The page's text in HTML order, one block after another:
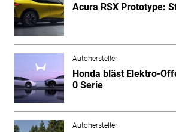
Acura RSX Prototype:
Autohersteller
Honda bläst Elektro-
0 Serie
Autohersteller